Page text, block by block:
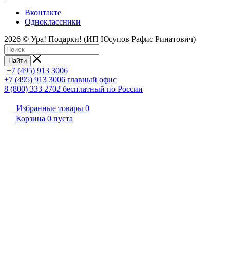
Вконтакте
Одноклассники
2026 © Ура! Подарки! (ИП Юсупов Рафис Ринатович)
Найти
+7 (495) 913 3006
+7 (495) 913 3006 главный офис
8 (800) 333 2702 бесплатный по России
Избранные товары 0
Корзина 0 пуста